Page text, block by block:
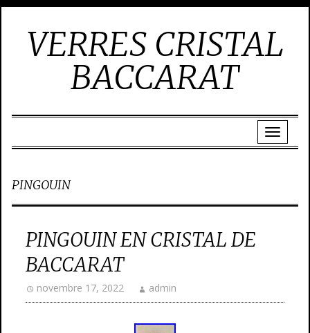
VERRES CRISTAL
BACCARAT
PINGOUIN
PINGOUIN EN CRISTAL DE
BACCARAT
novembre 17, 2022 admin